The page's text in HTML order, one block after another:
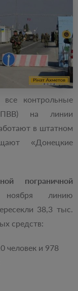
контрольные
на линии
в штатном
«Донецкие
пограничной
линию
38,3 тыс.
средств:
человек и 978